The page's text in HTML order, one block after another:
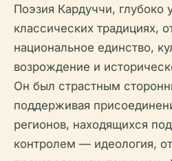
Поэзия Кардуччи, глубоко
классических традициях,
национальное единство,
возрождение и
Он был страстным
поддерживая
регионов, находящихся
контролем — идеология,